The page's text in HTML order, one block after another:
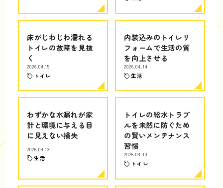
床がじわじわ濡れる
トイレの故障を見抜
く
2026.04.15
トイレ
内装込みのトイレリ
フォームで生活の質
を向上させる
2026.04.14
生活
わずかな水漏れが家
計と環境に与える目
に見えない損失
2026.04.13
生活
トイレの給水トラブ
ルを未然に防ぐため
の賢いメンテナンス
習慣
2026.04.10
トイレ